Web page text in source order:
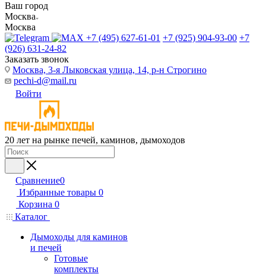
Ваш город
Москва
Москва
+7 (495) 627-61-01 +7 (925) 904-93-00 +7
(926) 631-24-82
Заказать звонок
Москва, 3-я Лыковская улица, 14, р-н Строгино
pechi-d@mail.ru
Войти
20 лет на рынке печей, каминов, дымоходов
Сравнение0
Избранные товары 0
Корзина 0
Каталог
Дымоходы для каминов
и печей
Готовые
комплекты